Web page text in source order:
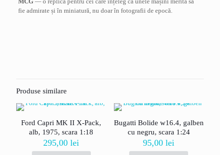
fie admirate și în miniatură, nu doar în fotografii de epocă.
scara 1:18”
marcate cu*
Evaluarea ta*
Produse similare
Ford Capri MK II X-Pack,
alb, 1975, scara 1:18
295,00lei
Bugatti Bolide w16.4, galben
cu negru, scara 1:24
95,00lei